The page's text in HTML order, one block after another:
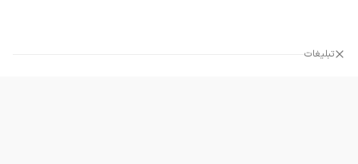
تبلیغات